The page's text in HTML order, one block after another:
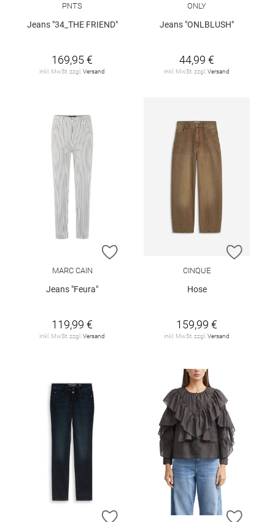
PNTS
Jeans "34_THE FRIEND"
169,95 €
inkl. MwSt. zzgl. Versand
ONLY
Jeans "ONLBLUSH"
44,99 €
inkl. MwSt. zzgl. Versand
ZUR WUNSCHLISTE HINZUFÜGEN
MARC CAIN
Jeans "Feura"
119,99 €
inkl. MwSt. zzgl.Versand
ZUR
CINQUE
Hose
159,99 €
inkl. MwSt. zzgl.Versand
ZUR WUNSCHLISTE HINZUFÜGEN
ZUR